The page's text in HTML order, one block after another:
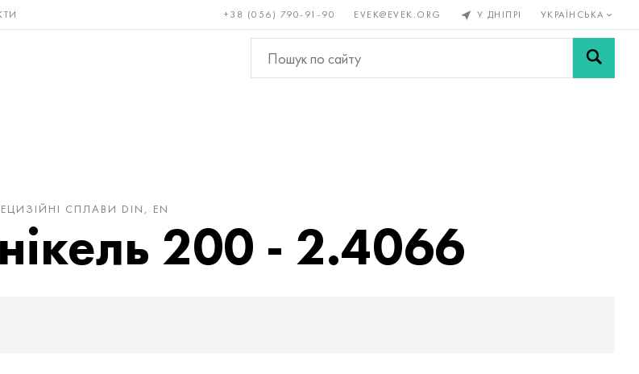
+38 (056) 790-91-90 EVEK@EVEK.ORG У ДНІПРІ УКРАЇНСЬКА
Бронза, мідь, Кольорові
метали
Легована Сітки і
СПЛАВИ DIN, EN
200 - 2.4066